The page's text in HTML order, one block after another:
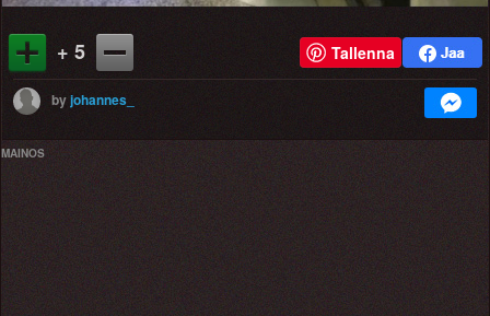
+ 5 Tallenna
byjohannes_
MAINOS